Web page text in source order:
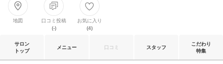
地図
口コミ投稿
(-)
お気に入り
(4)
サロン
トップ
メニュー 口コミ スタッフ
こだわり
特集